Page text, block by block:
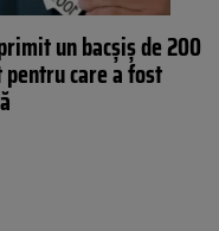
un bacșiș de 200
care a fost